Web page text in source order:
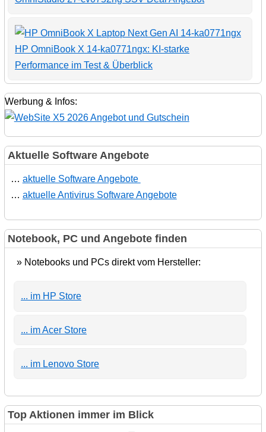
HP OmniBook X 14-ka0771ngx: KI-starke
Performance im Test & Überblick
Werbung & Infos:
Aktuelle Software Angebote
… aktuelle Software Angebote
… aktuelle Antivirus Software Angebote
Notebook, PC und Angebote finden
» Notebooks und PCs direkt vom Hersteller:
... im HP Store
... im Acer Store
... im Lenovo Store
Top Aktionen immer im Blick